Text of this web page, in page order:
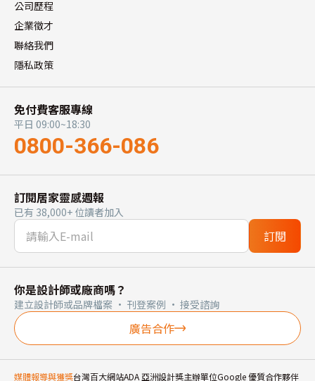
公司歷程
企業徵才
聯絡我們
隱私政策
免付費客服專線
平日 09:00~18:30
0800-366-086
訂閱居家靈感週報
已有 38,000+ 位讀者加入
訂閱
你是設計師或廠商嗎？
建立設計師或品牌檔案 · 刊登案例 · 接受諮詢
廣告合作
媒體報導與獲獎台灣百大網站ADA 亞洲設計獎主辦單位Google 優質合作夥伴